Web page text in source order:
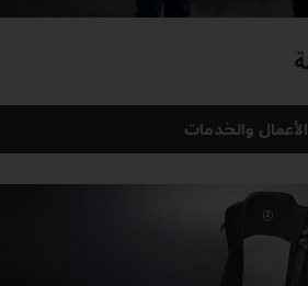
الأعمال والخدمات